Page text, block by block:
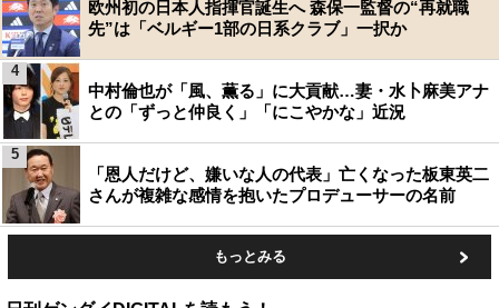
欧州初の日本人指揮官誕生へ 森保一監督の“再就職
先”は「ベルギー1部の日系クラブ」一択か
中村倫也が「風、薫る」に大貢献…妻・水卜麻美アナ
との「ずっと仲良く」「にこやかな」近況
4
「恩人だけど、嫌いな人の代表」亡くなった板東英二
さんが複雑な感情を抱いたプロデューサーの名前
5
もっとみる